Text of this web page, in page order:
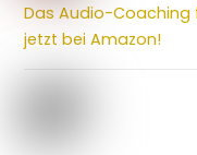
Das Audio-Coaching
jetzt bei Amazon!